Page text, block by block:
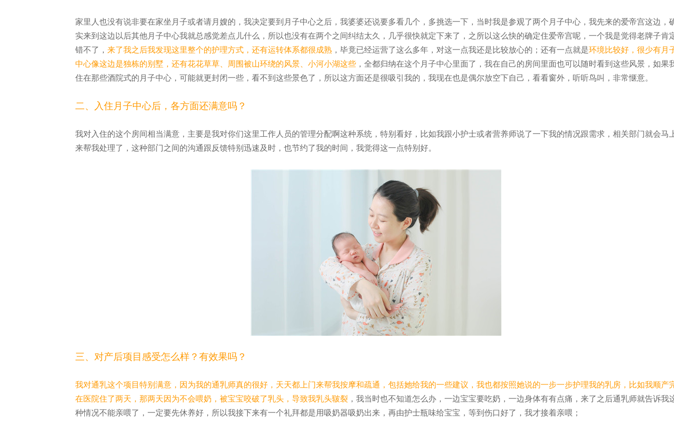
家里人也没有说非要在家坐月子或者请月嫂的，我决定要到月子中心之后，我婆婆还说要多看几个，多挑选一下，当时我是参观了两个月子中心，我先来的爱帝宫这边，
实来到这边以后其他月子中心我就总感觉差点儿什么，所以也没有在两个之间纠结太久，几乎很快就定下来了，之所以这么快的确定住爱帝宫呢，一个我是觉得老牌子肯
错不了， 来了我之后我发现这里整个的护理方式，还有运转体系都很成熟 ，毕竟已经运营了这么多年，对这一点我还是比较放心的；还有一点就是环境比较好，很少有月
中心像这边是独栋的别墅，还有花花草草、周围被山环绕的风景、小河小湖这些 ，全都归纳在这个月子中心里面了，我在自己的房间里面也可以随时看到这些风景，如果
住在那些酒院式的月子中心，可能就更封闭一些，看不到这些景色了，所以这方面还是很吸引我的，我现在也是偶尔放空下自己，看看窗外，听听鸟叫，非常惬意。
二、入住月子中心后，各方面还满意吗？
我对入住的这个房间相当满意，主要是我对你们这里工作人员的管理分配啊这种系统，特别看好，比如我跟小护士或者营养师说了一下我的情况跟需求，相关部门就会马
来帮我处理了，这种部门之间的沟通跟反馈特别迅速及时，也节约了我的时间，我觉得这一点特别好。
三、对产后项目感受怎么样？有效果吗？
我对通乳这个项目特别满意，因为我的通乳师真的很好，天天都上门来帮我按摩和疏通，包括她给我的一些建议，我也都按照她说的一步一步护理我的乳房，比如我顺产
在医院住了两天，那两天因为不会喂奶，被宝宝咬破了乳头，导致我乳头皲裂 ，我当时也不知道怎么办，一边宝宝要吃奶，一边身体有有点痛，来了之后通乳师就告诉我
种情况不能亲喂了，一定要先休养好，所以我接下来有一个礼拜都是用吸奶器吸奶出来，再由护士瓶味给宝宝，等到伤口好了，我才接着亲喂；